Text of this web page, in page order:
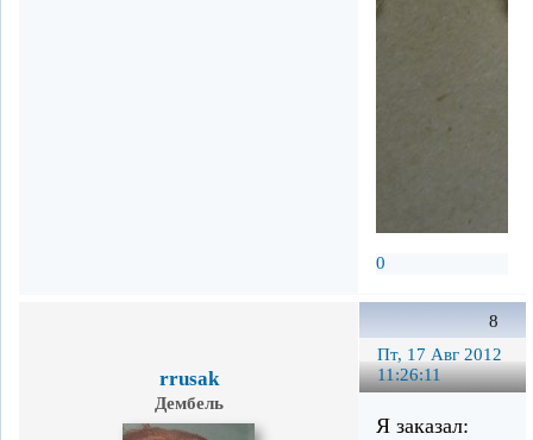
0
8
Пт, 17 Авг 2012
11:26:11
rrusak
Дембель
Я заказал: